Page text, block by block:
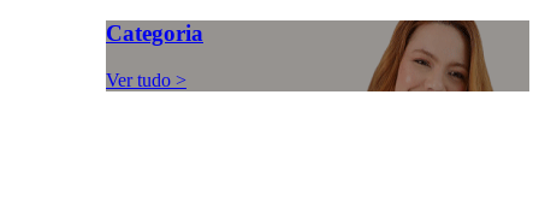
Categoria
Ver tudo >